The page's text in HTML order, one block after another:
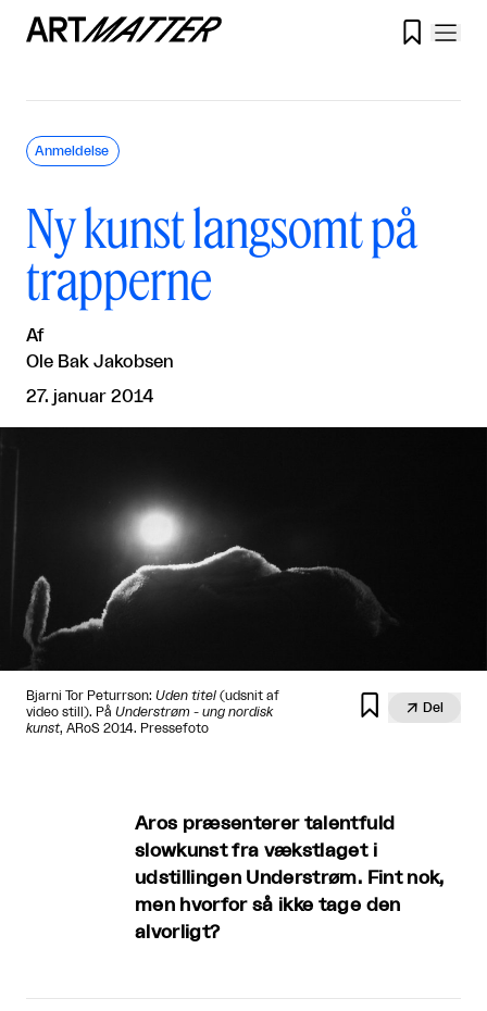

Ny kunst langsomt på
trapperne
Af
Ole Bak Jakobsen
27. januar 2014
Anmeldelse
Bjarni Tor Peturrson: Uden titel (udsnit af
video still). På Understrøm - ung nordisk
kunst, ARoS 2014. Pressefoto
  Del
Aros præsenterer talentfuld
slowkunst fra vækstlaget i
udstillingen Understrøm. Fint nok,
men hvorfor så ikke tage den
alvorligt?